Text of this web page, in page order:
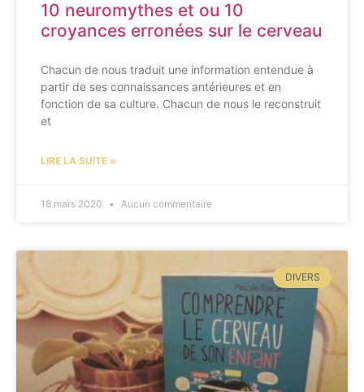
10 neuromythes et ou 10
croyances erronées sur le cerveau
Chacun de nous traduit une information entendue à
partir de ses connaissances antérieures et en
fonction de sa culture. Chacun de nous le reconstruit
et
LIRE LA SUITE »
18 mars 2020 Aucun commentaire
DIVERS